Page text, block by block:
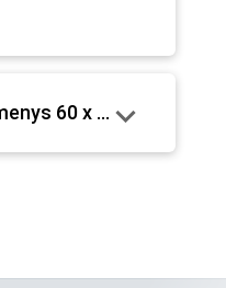
savybės. Prekių
60 x 27 x 0,5 mm,